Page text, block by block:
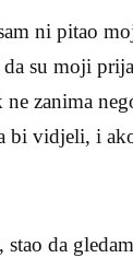
ni pitao
su moji
zanima
bi vidjeli, i
da